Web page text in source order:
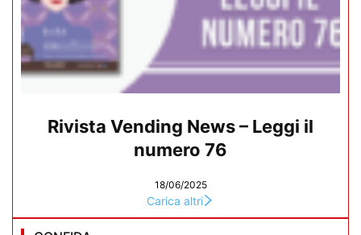
Rivista Vending News – Leggi il
numero 76
18/06/2025
Carica altri